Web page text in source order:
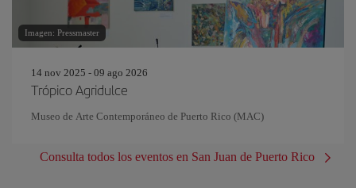
Imagen: Pressmaster
14 nov 2025 - 09 ago 2026
Trópico Agridulce
Museo de Arte Contemporáneo de Puerto Rico (MAC)
Consulta todos los eventos en San Juan de Puerto Rico